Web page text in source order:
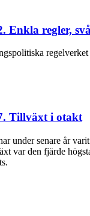
regler,
Tillväxt i otakt
under senare år
var den fjärde